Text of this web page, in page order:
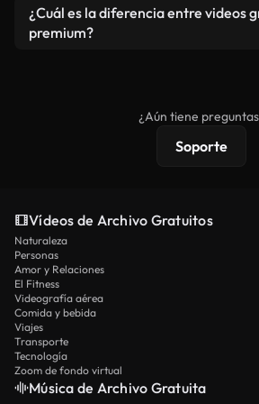
Sí. Eres libre de recortar o
vídeos. Solo asegúrese de que el
¿Cuál es la diferencia entre videos
premium?
protecciones de licencia
¿Aún tiene
Soporte
Vídeos de Archivo Gratuitos
Naturaleza
Personas
Amor y Relaciones
El Fitness
Videografía aérea
Comida y bebida
Viajes
Transporte
Tecnología
Zoom de fondo virtual
Música de Archivo Gratuita